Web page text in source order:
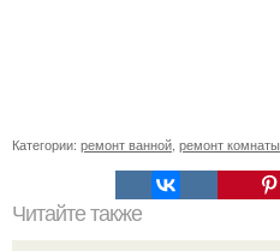
Категории: ремонт ванной ремонт комнаты
Читайте также